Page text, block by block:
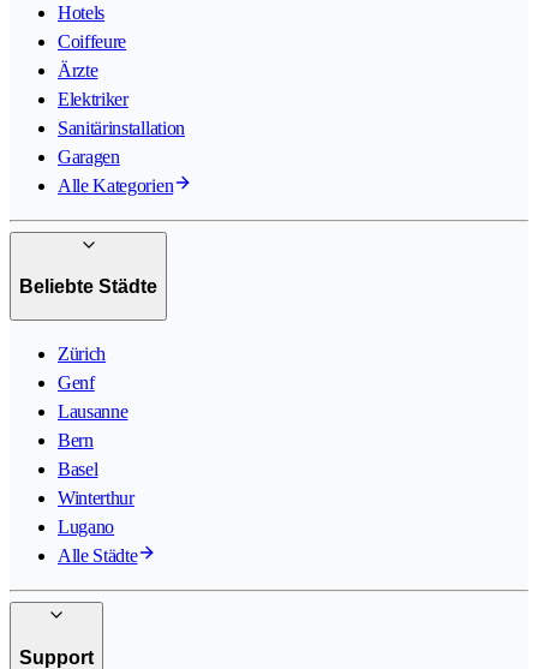
Hotels
Coiffeure
Ärzte
Elektriker
Sanitärinstallation
Garagen
Alle Kategorien
Beliebte Städte
Zürich
Genf
Lausanne
Bern
Basel
Winterthur
Lugano
Alle Städte
Support